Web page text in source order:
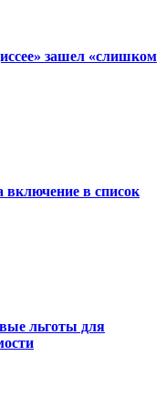
зашел «слишком
включение в список
льготы для